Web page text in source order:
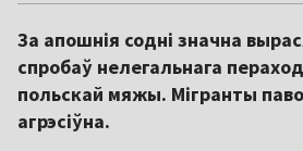
За апошнія содні значна
спробаў нелегальнага
польскай мяжы. Мігранты
агрэсіўна.